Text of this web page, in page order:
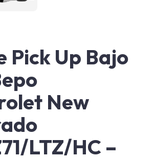
Pick Up Bajo
New
LTZ/HC –